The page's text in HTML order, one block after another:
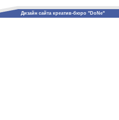
Дизайн сайта креатив-бюро "DoNe"